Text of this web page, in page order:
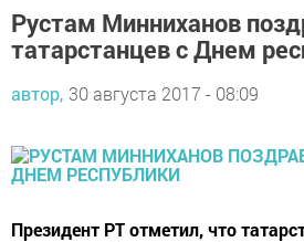
Рустам Минниханов
татарстанцев с Днем
автор, 30 августа 2017 - 08:09
Президент РТ отметил, что